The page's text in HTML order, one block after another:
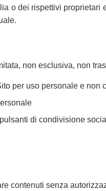
o dei rispettivi
non esclusiva, non
per uso personale e non
di condivisione social
contenuti senza